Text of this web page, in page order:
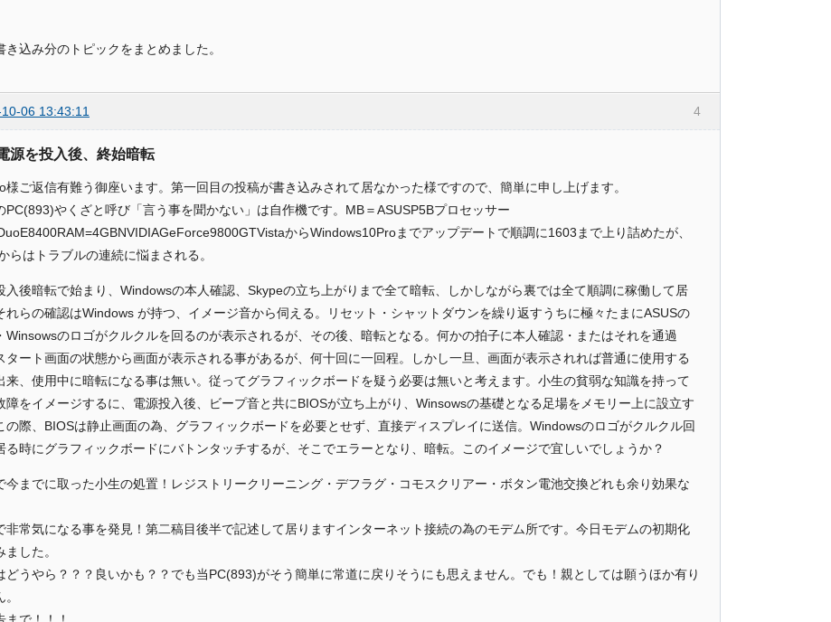
き込み分のトピックをまとめました。
4
06 13:43:11
源を投入後、終始暗転
様ご返信有難う御座います。第一回目の投稿が書き込みされて居なかった様ですので、簡単に申し上げます。
PC(893)やくざと呼び「言う事を聞かない」は自作機です。MB＝ASUSP5Bプロセッサー
からWindows10Proまでアップデートで順調に1603まで上り詰めたが、
らはトラブルの連続に悩まされる。
入後暗転で始まり、Windowsの本人確認、Skypeの立ち上がりまで全て暗転、しかしながら裏では全て順調に稼働して居
れらの確認はWindows が持つ、イメージ音から伺える。リセット・シャットダウンを繰り返すうちに極々たまにASUSの
Winsowsのロゴがクルクルを回るのが表示されるが、その後、暗転となる。何かの拍子に本人確認・またはそれを通過
タート画面の状態から画面が表示される事があるが、何十回に一回程。しかし一旦、画面が表示されれば普通に使用する
来、使用中に暗転になる事は無い。従ってグラフィックボードを疑う必要は無いと考えます。小生の貧弱な知識を持って
障をイメージするに、電源投入後、ビープ音と共にBIOSが立ち上がり、Winsowsの基礎となる足場をメモリー上に設立す
の際、BIOSは静止画面の為、グラフィックボードを必要とせず、直接ディスプレイに送信。Windowsのロゴがクルクル回
る時にグラフィックボードにバトンタッチするが、そこでエラーとなり、暗転。このイメージで宜しいでしょうか？
今までに取った小生の処置！レジストリークリーニング・デフラグ・コモスクリアー・ボタン電池交換どれも余り効果な
非常気になる事を発見！第二稿目後半で記述して居りますインターネット接続の為のモデム所です。今日モデムの初期化
ました。
どうやら？？？良いかも？？でも当PC(893)がそう簡単に常道に戻りそうにも思えません。でも！親としては願うほか有り
まで！！！